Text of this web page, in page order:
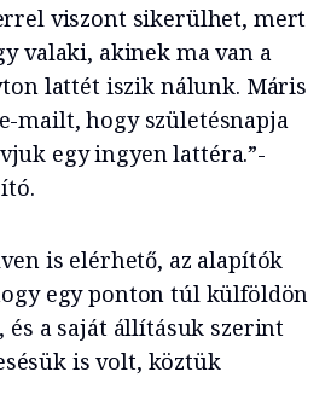
viszont sikerülhet, mert
valaki, akinek ma van a
lattét iszik nálunk. Máris
mailt, hogy születésnapja
egy ingyen lattéra.”-
is elérhető, az alapítók
egy ponton túl külföldön
és a saját állításuk szerint
is volt, köztük